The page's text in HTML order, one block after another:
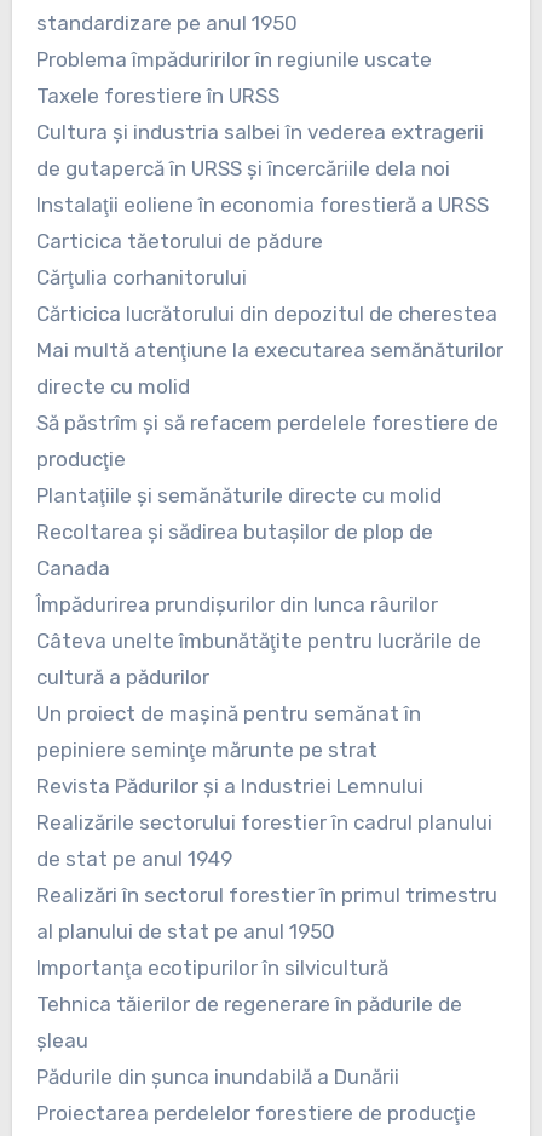
standardizare pe anul 1950
Problema împăduririlor în regiunile uscate
Taxele forestiere în URSS
Cultura şi industria salbei în vederea extragerii
de gutapercă în URSS şi încercăriile dela noi
Instalaţii eoliene în economia forestieră a URSS
Carticica tăetorului de pădure
Cărţulia corhanitorului
Cărticica lucrătorului din depozitul de cherestea
Mai multă atenţiune la executarea semănăturilor
directe cu molid
Să păstrîm şi să refacem perdelele forestiere de
producţie
Plantaţiile şi semănăturile directe cu molid
Recoltarea şi sădirea butaşilor de plop de
Canada
Împădurirea prundişurilor din lunca râurilor
Câteva unelte îmbunătăţite pentru lucrările de
cultură a pădurilor
Un proiect de maşină pentru semănat în
pepiniere seminţe mărunte pe strat
Revista Pădurilor şi a Industriei Lemnului
Realizările sectorului forestier în cadrul planului
de stat pe anul 1949
Realizări în sectorul forestier în primul trimestru
al planului de stat pe anul 1950
Importanţa ecotipurilor în silvicultură
Tehnica tăierilor de regenerare în pădurile de
şleau
Pădurile din şunca inundabilă a Dunării
Proiectarea perdelelor forestiere de producţie